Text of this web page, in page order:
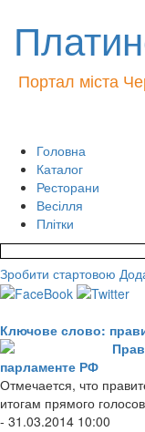
Портал міста
Головна
Каталог
Ресторани
Весілля
Плітки
Зробити стартовою
Ключове слово:
парламенте РФ
Отмечается, что
итогам прямого
- 31.03.2014 10:00